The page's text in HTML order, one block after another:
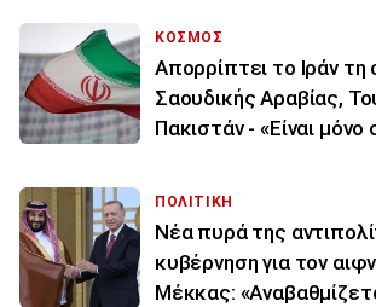
ΚΟΣΜΟΣ
Απορρίπτει το Ιράν
Σαουδικής Αραβίας,
Πακιστάν - «Είναι μόνο
ΠΟΛΙΤΙΚΗ
Νέα πυρά της
κυβέρνηση για τον
Μέκκας: